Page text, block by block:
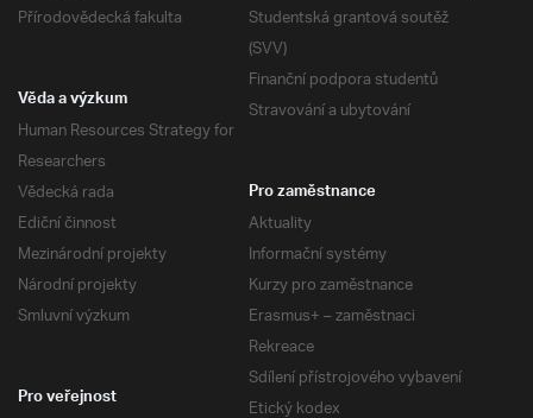
Přírodovědecká fakulta
Studentská grantová soutěž
(SVV)
Finanční podpora studentů
Stravování a ubytování
Věda a výzkum
Human Resources Strategy for
Researchers
Vědecká rada
Ediční činnost
Mezinárodní projekty
Národní projekty
Smluvní výzkum
Pro zaměstnance
Aktuality
Informační systémy
Kurzy pro zaměstnance
Erasmus+ – zaměstnaci
Rekreace
Sdílení přístrojového vybavení
Etický kodex
Pro veřejnost